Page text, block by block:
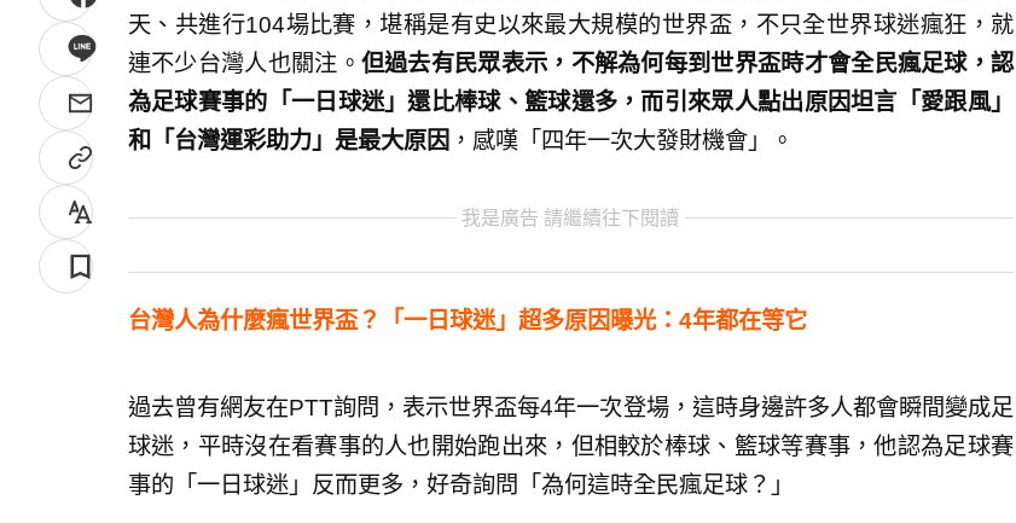
天、共進行104場比賽，堪稱是有史以來最大規模的世界盃，不只全世界球迷瘋狂，就
連不少台灣人也關注。 但過去有民眾表示，不解為何每到世界盃時才會全民瘋足球，認
為足球賽事的「一日球迷」還比棒球、籃球還多，而引來眾人點出原因坦言「愛跟風」
和「台灣運彩助力」是最大原因 ，感嘆「四年一次大發財機會」。
我是廣告 請繼續往下閱讀
台灣人為什麼瘋世界盃？「一日球迷」超多原因曝光：4年都在等它
過去曾有網友在PTT詢問，表示世界盃每4年一次登場，這時身邊許多人都會瞬間變成足
球迷，平時沒在看賽事的人也開始跑出來，但相較於棒球、籃球等賽事，他認為足球賽
事的「一日球迷」反而更多，好奇詢問「為何這時全民瘋足球？」